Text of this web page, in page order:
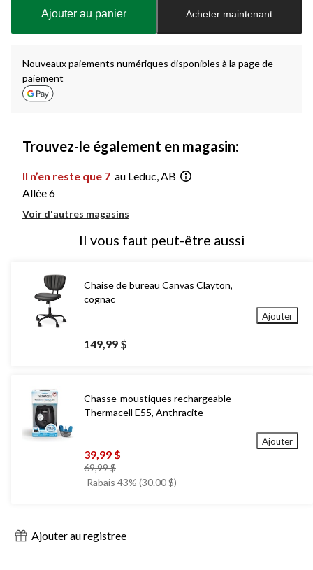
à
Ajouter au panier Acheter maintenant
Nouveaux paiements numériques disponibles à la page de
paiement
Trouvez-le également en magasin:
Il n’en reste que 7 au Leduc, AB
Allée 6
Voir d'autres magasins
Il vous faut peut-être aussi
Chaise de bureau Canvas Clayton,
cognac
149,99 $
Ajouter
Chasse-moustiques rechargeable
Thermacell E55, Anthracite
39,99 $
69,99 $prix
était
Rabais 43% (30.00 $)
Ajouter
Ajouter au registree